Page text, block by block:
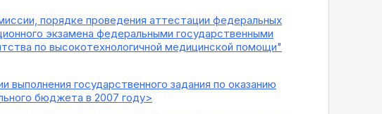
порядке проведения аттестации федеральных
экзамена федеральными государственными
по высокотехнологичной медицинской помощи"
государственного задания по оказанию
бюджета в 2007 году>